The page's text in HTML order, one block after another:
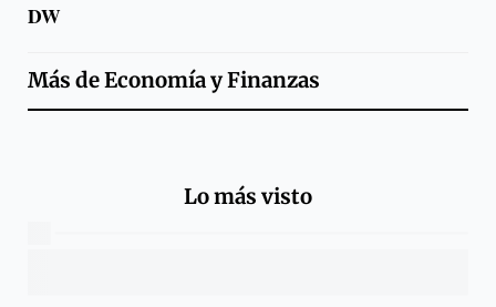
DW
Más deEconomía y Finanzas
Lo más visto